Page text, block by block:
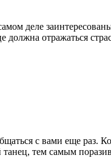
деле
отражаться
с вами еще раз.
тем самым